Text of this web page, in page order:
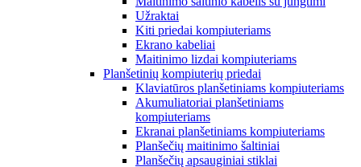
Užraktai
Kiti priedai kompiuteriams
Ekrano kabeliai
Maitinimo lizdai kompiuteriams
Planšetinių kompiuterių priedai
Klaviatūros planšetiniams kompiuteriams
Akumuliatoriai planšetiniams
kompiuteriams
Ekranai planšetiniams kompiuteriams
Planšečių maitinimo šaltiniai
Planšečių apsauginiai stiklai